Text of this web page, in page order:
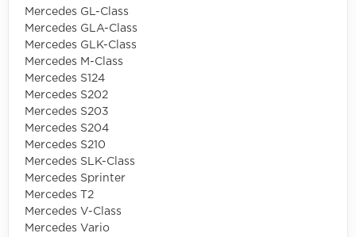
Mercedes GL-Class
Mercedes GLA-Class
Mercedes GLK-Class
Mercedes M-Class
Mercedes S124
Mercedes S202
Mercedes S203
Mercedes S204
Mercedes S210
Mercedes SLK-Class
Mercedes Sprinter
Mercedes T2
Mercedes V-Class
Mercedes Vario